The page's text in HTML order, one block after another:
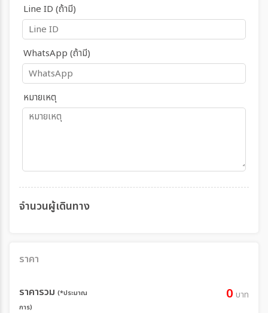
Line ID (ถ้ามี)
WhatsApp (ถ้ามี)
หมายเหตุ
จำนวนผู้เดินทาง
ราคา
ราคารวม (*ประมาณ
การ)
0 บาท